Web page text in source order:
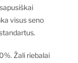
visus seno
Žali riebalai